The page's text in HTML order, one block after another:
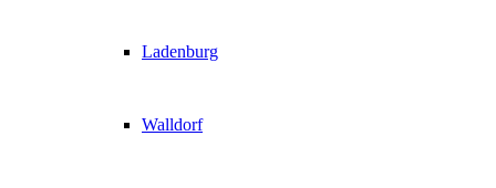
Ladenburg
Walldorf